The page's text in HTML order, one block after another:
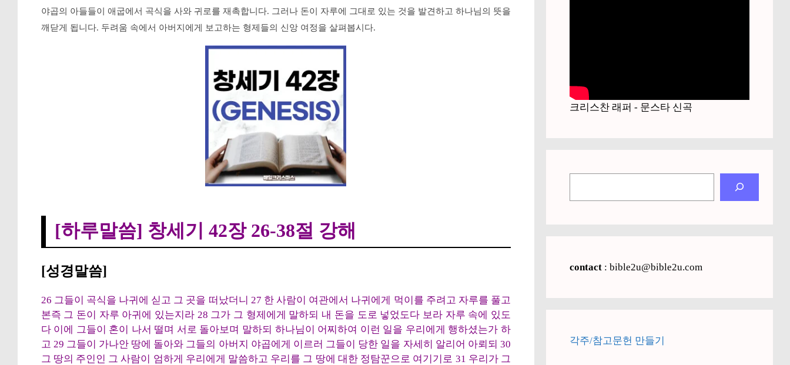
야곱의 아들들이 애굽에서 곡식을 사와 귀로를 재촉합니다. 그러나 돈이 자루에 그대로 있는 것을 발견하고 하나님의 뜻을
깨닫게 됩니다. 두려움 속에서 아버지에게 보고하는 형제들의 신앙 여정을 살펴봅시다.
[하루말씀] 창세기 42장 26-38절 강해
[성경말씀]
26 그들이 곡식을 나귀에 싣고 그 곳을 떠났더니 27 한 사람이 여관에서 나귀에게 먹이를 주려고 자루를 풀고
본즉 그 돈이 자루 아귀에 있는지라 28 그가 그 형제에게 말하되 내 돈을 도로 넣었도다 보라 자루 속에 있도
다 이에 그들이 혼이 나서 떨며 서로 돌아보며 말하되 하나님이 어찌하여 이런 일을 우리에게 행하셨는가 하
고 29 그들이 가나안 땅에 돌아와 그들의 아버지 야곱에게 이르러 그들이 당한 일을 자세히 알리어 아뢰되 30
그 땅의 주인인 그 사람이 엄하게 우리에게 말씀하고 우리를 그 땅에 대한 정탐꾼으로 여기기로 31 우리가 그
크리스찬 래퍼 - 문스타 신곡
contact : bible2u@bible2u.com
각주/참고문헌 만들기